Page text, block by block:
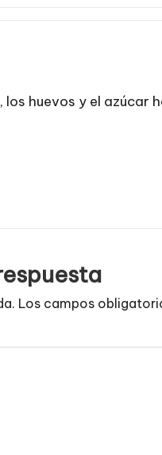
huevos y el azúcar
Los campos